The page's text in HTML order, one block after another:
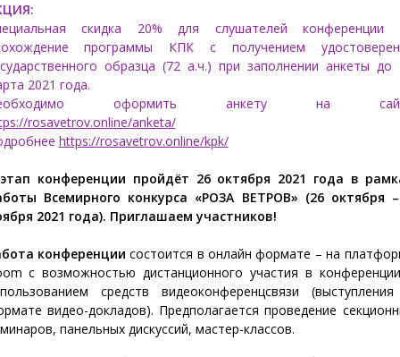
скидка 20% для слушателей конференции
программы КПК с получением
образца (72 а.ч.) при заполнении анкеты до
2021 года.
оформить анкету на
rosavetrov.online/anketa/
https://rosavetrov.online/kpk/
конференции пройдёт 26 октября 2021 года в
Всемирного конкурса «РОЗА ВЕТРОВ» (26 октября
2021 года). Приглашаем участников!
конференции состоится в онлайн формате – на
с возможностью дистанционного участия в
средств видеоконференцсвязи
видео-докладов). Предполагается проведение
панельных дискуссий, мастер-классов.